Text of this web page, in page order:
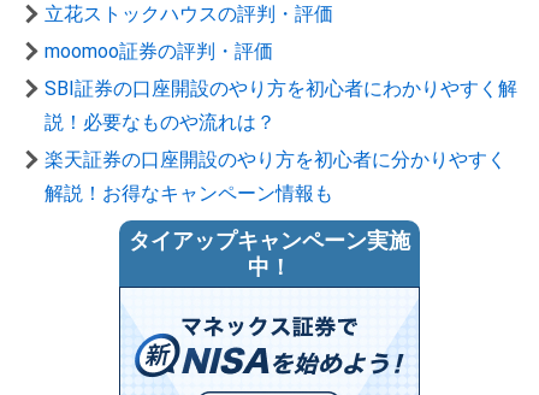
立花ストックハウスの評判・評価
moomoo証券の評判・評価
SBI証券の口座開設のやり方を初心者にわかりやすく解
説！必要なものや流れは？
楽天証券の口座開設のやり方を初心者に分かりやすく
解説！お得なキャンペーン情報も
タイアップキャンペーン実施
中！